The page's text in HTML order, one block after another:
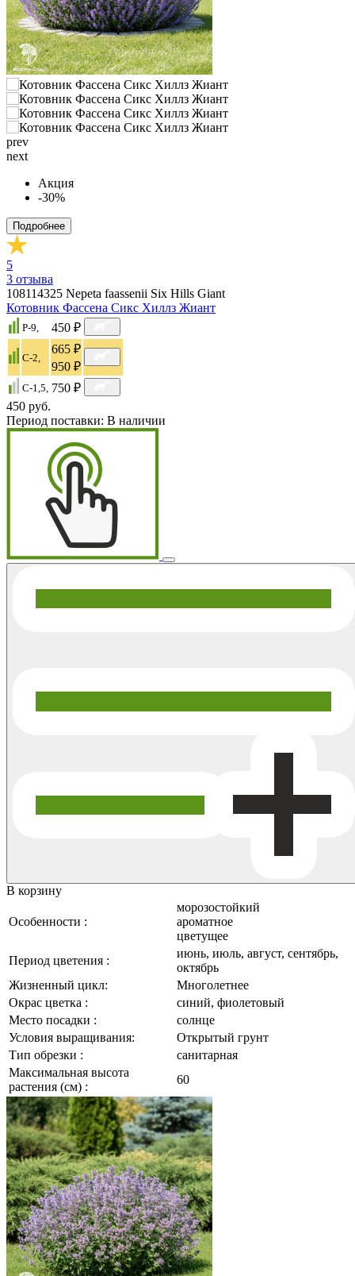
prev
next
Акция
-30%
Подробнее
5
3 отзыва
108114325 Nepeta faassenii Six Hills Giant
Котовник Фассена Сикс Хиллз Жиант
P-9, 450 ₽
C-2,
665 ₽
950 ₽
C-1,5, 750 ₽
450 руб.
Период поставки: В наличии
В корзину
Особенности :
морозостойкий
ароматное
цветущее
Период цветения :
июнь, июль, август, сентябрь,
октябрь
Жизненный цикл:
Многолетнее
Окрас цветка :
синий, фиолетовый
Место посадки :
солнце
Условия выращивания:
Открытый грунт
Тип обрезки :
санитарная
Максимальная высота
растения (см) :
60